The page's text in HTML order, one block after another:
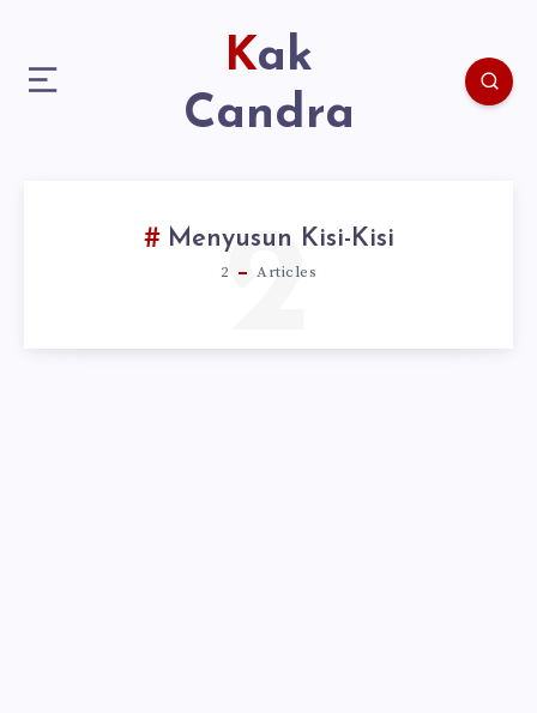
Kak
Candra
Menyusun Kisi-Kisi
2 Articles
2